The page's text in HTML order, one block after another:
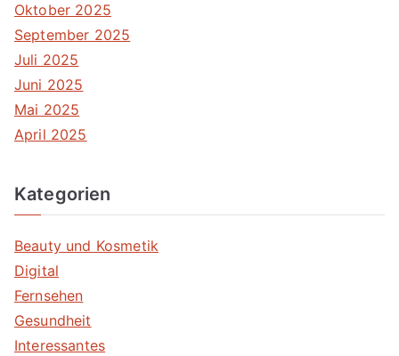
Oktober 2025
September 2025
Juli 2025
Juni 2025
Mai 2025
April 2025
Kategorien
Beauty und Kosmetik
Digital
Fernsehen
Gesundheit
Interessantes